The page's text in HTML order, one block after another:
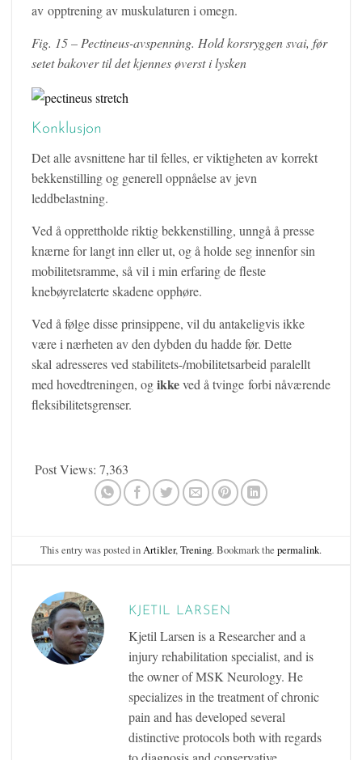
av opptrening av muskulaturen i omegn.
Fig. 15 – Pectineus-avspenning. Hold korsryggen svai, før
setet bakover til det kjennes øverst i lysken
Konklusjon
Det alle avsnittene har til felles, er viktigheten av korrekt
bekkenstilling og generell oppnåelse av jevn
leddbelastning.
Ved å opprettholde riktig bekkenstilling, unngå å presse
knærne for langt inn eller ut, og å holde seg innenfor sin
mobilitetsramme, så vil i min erfaring de fleste
knebøyrelaterte skadene opphøre.
Ved å følge disse prinsippene, vil du antakeligvis ikke
være i nærheten av den dybden du hadde før. Dette
skal adresseres ved stabilitets-/mobilitetsarbeid paralellt
med hovedtreningen, ogikkeved å tvinge forbi nåværende
fleksibilitetsgrenser.
Post Views: 7,363
This entry was posted inArtikler,Trening. Bookmark the permalink.
KJETIL LARSEN
Kjetil Larsen is a Researcher and a
injury rehabilitation specialist, and is
the owner of MSK Neurology. He
specializes in the treatment of chronic
pain and has developed several
distinctive protocols both with regards